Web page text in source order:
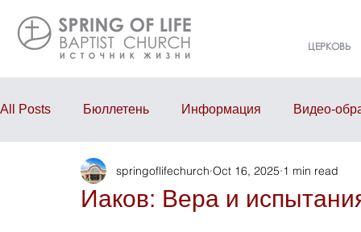
ЦЕРКОВЬ
All Posts Бюллетень Информация Видео-
Проповедь Годовой отчёт События
Иаков: Вера и
springoflifechurch Oct 16, 2025 1 min read